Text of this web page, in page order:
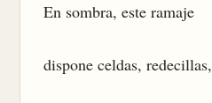
En sombra, este ramaje
dispone celdas, redecillas,